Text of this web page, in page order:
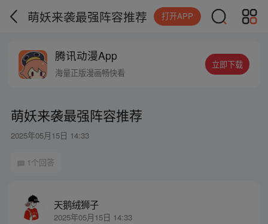
萌妖来袭最强阵容推荐 打开APP
腾讯动漫App
海量正版漫画畅快看
立即下载
萌妖来袭最强阵容推荐
2025年05月15日 14:33
1个回答
天鹅绒狮子
2025年05月15日 14:33